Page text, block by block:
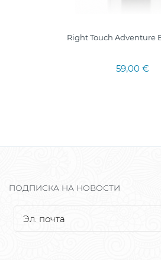
Right Touch Adventure
59,00 €
ПОДПИСКА НА НОВОСТИ